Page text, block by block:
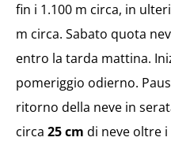
fin i 1.100 m circa, in
m circa. Sabato quota
entro la tarda mattina.
pomeriggio odierno.
ritorno della neve in
circa 25 cm di neve oltre